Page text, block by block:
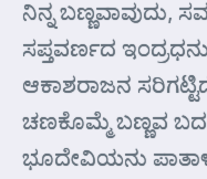
ನಿನ್ನ ಬಣ್ಣವಾವುದು,
ಸಪ್ತವರ್ಣದ
ಆಕಾಶರಾಜನ
ಚಣಕೊಮ್ಮೆ ಬಣ್ಣವ
ಭೂದೇವಿಯನು